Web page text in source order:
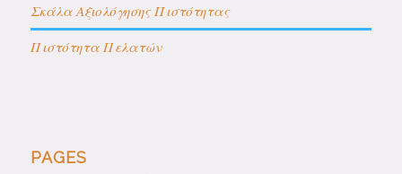
Σκάλα Αξιολόγησης Πιστότητας
Πιστότητα Πελατών
PAGES